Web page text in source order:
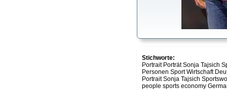
Stichworte:
Portrait Porträt Sonja Tajsich
Personen Sport Wirtschaft
Portrait Sonja Tajsich
people sports economy